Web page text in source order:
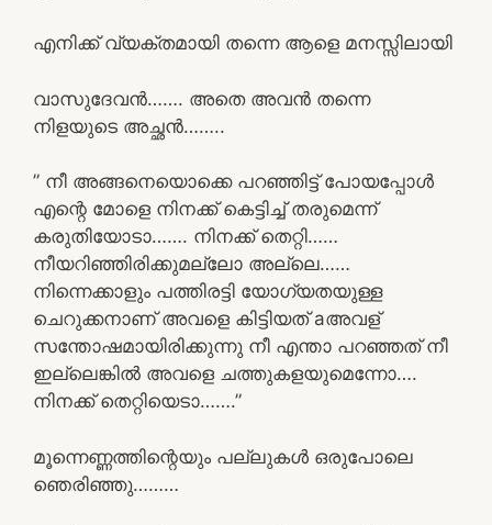
എനിക്ക് വ്യക്തമായി തന്നെ ആളെ മനസ്സിലായി
വാസുദേവൻ……. അതെ അവൻ തന്നെ
നിളയുടെ അച്ഛൻ……..
” നീ അങ്ങനെയൊക്കെ പറഞ്ഞിട്ട് പോയപ്പോൾ
എന്റെ മോളെ നിനക്ക് കെട്ടിച്ച് തരുമെന്ന്
കരുതിയോടാ……. നിനക്ക് തെറ്റി……
നീയറിഞ്ഞിരിക്കുമല്ലോ അല്ലെ……
നിന്നെക്കാളും പത്തിരട്ടി യോഗ്യതയുള്ള
ചെറുക്കനാണ് അവളെ കിട്ടിയത് aഅവള്
സന്തോഷമായിരിക്കുന്നു നീ എന്താ പറഞ്ഞത് നീ
ഇല്ലെങ്കിൽ അവളെ ചത്തുകളയുമെന്നോ….
നിനക്ക് തെറ്റിയെടാ…….”
മൂന്നെണ്ണത്തിന്റെയും പല്ലുകൾ ഒരുപോലെ
ഞെരിഞ്ഞു………